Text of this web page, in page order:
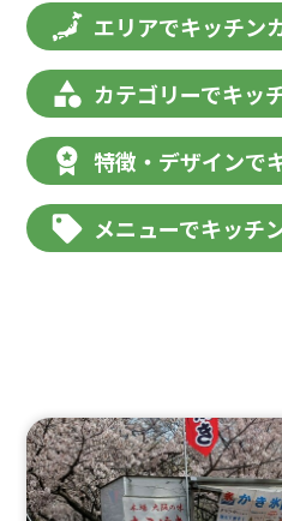
エリアでキッチン
カテゴリーでキッ
特徴・デザインで
メニューでキッチ